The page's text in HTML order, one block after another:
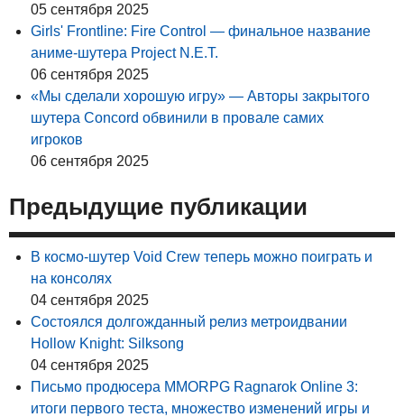
05 сентября 2025
Girls' Frontline: Fire Control — финальное название
аниме-шутера Project N.E.T.
06 сентября 2025
«Мы сделали хорошую игру» — Авторы закрытого
шутера Concord обвинили в провале самих
игроков
06 сентября 2025
Предыдущие публикации
В космо-шутер Void Crew теперь можно поиграть и
на консолях
04 сентября 2025
Состоялся долгожданный релиз метроидвании
Hollow Knight: Silksong
04 сентября 2025
Письмо продюсера MMORPG Ragnarok Online 3:
итоги первого теста, множество изменений игры и